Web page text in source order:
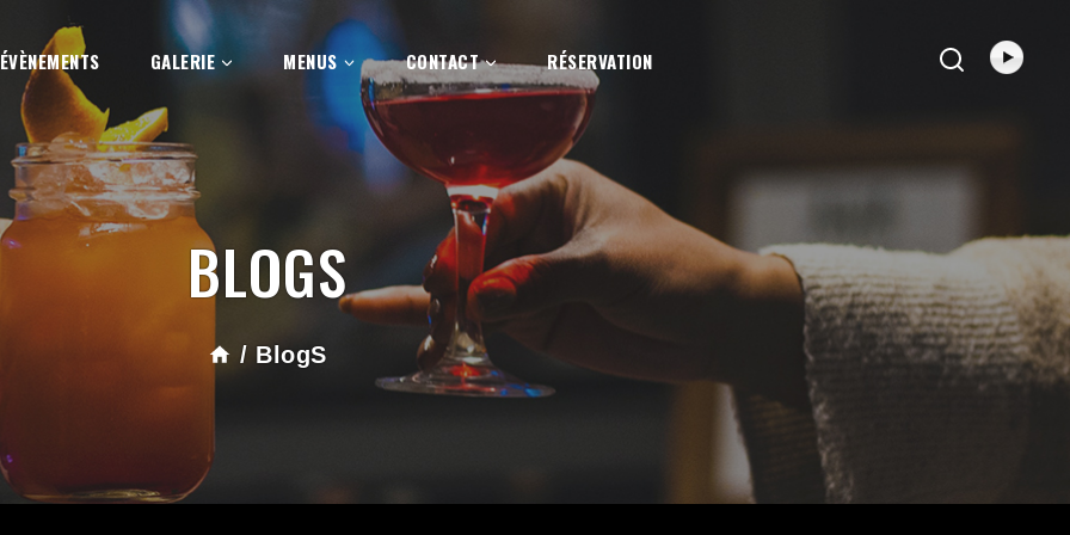
ÉVÈNEMENTS GALERIE MENUS CONTACT RÉSERVATION
BLOGS
/ BlogS